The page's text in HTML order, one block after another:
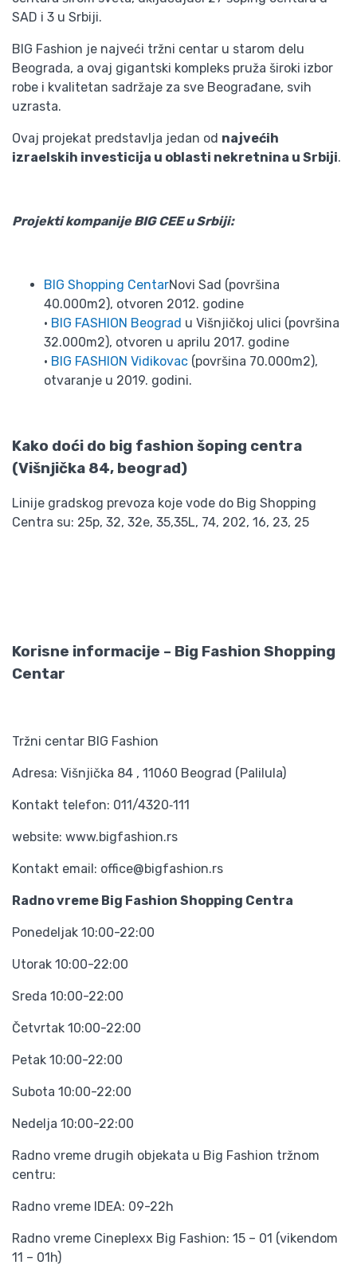
SAD i 3 u Srbiji.
BIG Fashion je najveći tržni centar u starom delu
Beograda, a ovaj gigantski kompleks pruža široki izbor
robe i kvalitetan sadržaje za sve Beograđane, svih
uzrasta.
Ovaj projekat predstavlja jedan od najvećih
izraelskih investicija u oblasti nekretnina u Srbiji.
Projekti kompanije BIG CEE u Srbiji:
BIG Shopping CentarNovi Sad (površina
40.000m2), otvoren 2012. godine
• BIG FASHION Beograd u Višnjičkoj ulici (površina
32.000m2), otvoren u aprilu 2017. godine
• BIG FASHION Vidikovac (površina 70.000m2),
otvaranje u 2019. godini.
Kako doći do big fashion šoping centra
(Višnjička 84, beograd)
Linije gradskog prevoza koje vode do Big Shopping
Centra su: 25p, 32, 32e, 35,35L, 74, 202, 16, 23, 25
Korisne informacije – Big Fashion Shopping
Centar
Tržni centar BIG Fashion
Adresa: Višnjička 84 , 11060 Beograd (Palilula)
Kontakt telefon: 011/4320‑111
website: www.bigfashion.rs
Kontakt email: office@bigfashion.rs
Radno vreme Big Fashion Shopping Centra
Ponedeljak 10:00-22:00
Utorak 10:00-22:00
Sreda 10:00-22:00
Četvrtak 10:00-22:00
Petak 10:00-22:00
Subota 10:00-22:00
Nedelja 10:00-22:00
Radno vreme drugih objekata u Big Fashion tržnom
centru:
Radno vreme IDEA: 09-22h
Radno vreme Cineplexx Big Fashion: 15 – 01 (vikendom
11 – 01h)